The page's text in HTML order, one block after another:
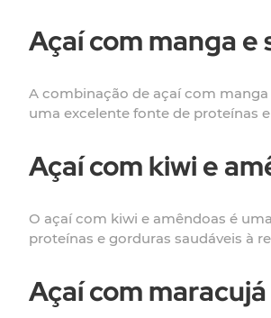
Açaí com manga
A combinação de açaí com
uma excelente fonte de proteínas
Açaí com kiwi e
O açaí com kiwi e amêndoas é
proteínas e gorduras saudáveis à
Açaí com